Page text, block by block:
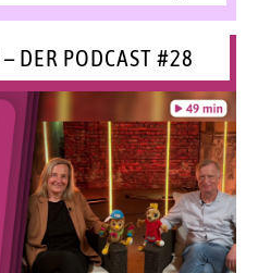
– DER PODCAST #28